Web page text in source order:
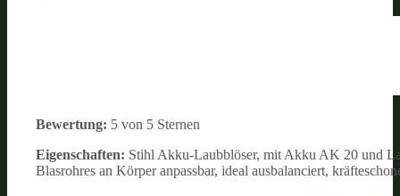
Bewertung: 5 von 5 Sternen
Eigenschaften: Stihl Akku-Laubblöser, mit Akku AK 20 und
Blasrohres an Körper anpassbar, ideal ausbalanciert,